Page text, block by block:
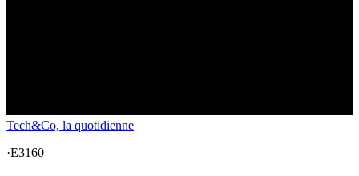
Tech&Co, la quotidienne
·E3160